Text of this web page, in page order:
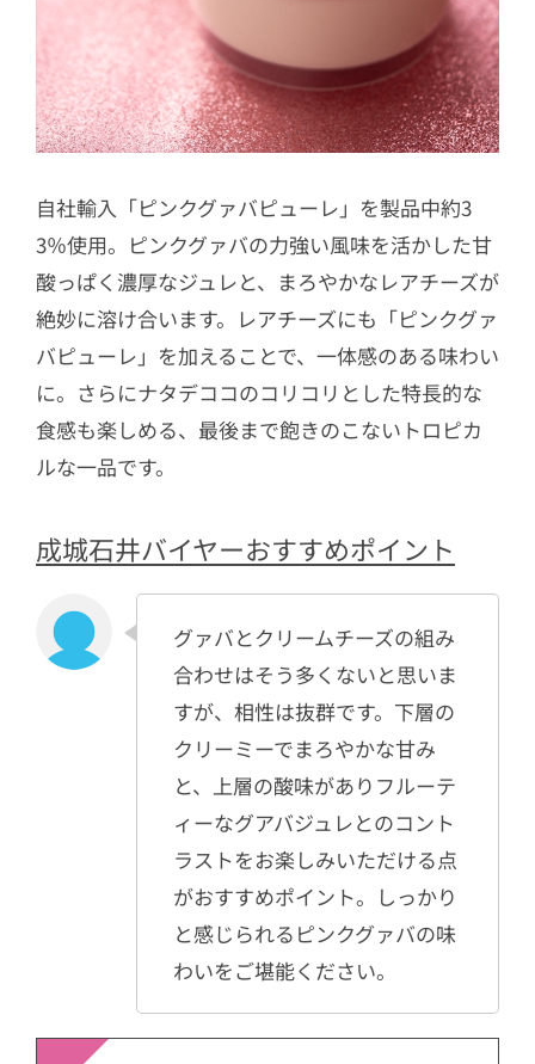
自社輸入「ピンクグァバピューレ」を製品中約3
3％使用。ピンクグァバの力強い風味を活かした甘
酸っぱく濃厚なジュレと、まろやかなレアチーズが
絶妙に溶け合います。レアチーズにも「ピンクグァ
バピューレ」を加えることで、一体感のある味わい
に。さらにナタデココのコリコリとした特長的な
食感も楽しめる、最後まで飽きのこないトロピカ
ルな一品です。
成城石井バイヤーおすすめポイント
グァバとクリームチーズの組み
合わせはそう多くないと思いま
すが、相性は抜群です。下層の
クリーミーでまろやかな甘み
と、上層の酸味がありフルーテ
ィーなグアバジュレとのコント
ラストをお楽しみいただける点
がおすすめポイント。しっかり
と感じられるピンクグァバの味
わいをご堪能ください。